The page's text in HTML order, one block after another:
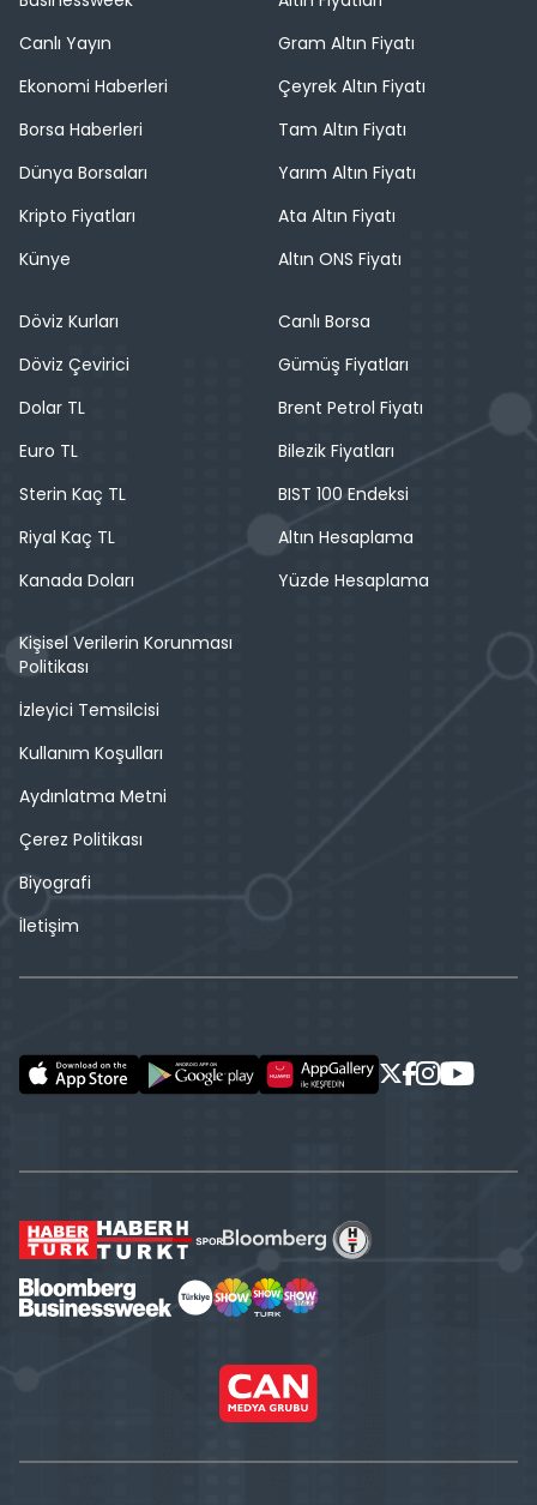
Canlı Yayın
Ekonomi Haberleri
Borsa Haberleri
Dünya Borsaları
Kripto Fiyatları
Künye
Gram Altın Fiyatı
Çeyrek Altın Fiyatı
Tam Altın Fiyatı
Yarım Altın Fiyatı
Ata Altın Fiyatı
Altın ONS Fiyatı
Döviz Kurları
Döviz Çevirici
Dolar TL
Euro TL
Sterin Kaç TL
Riyal Kaç TL
Kanada Doları
Canlı Borsa
Gümüş Fiyatları
Brent Petrol Fiyatı
Bilezik Fiyatları
BIST 100 Endeksi
Altın Hesaplama
Yüzde Hesaplama
Kişisel Verilerin Korunması
Politikası
İzleyici Temsilcisi
Kullanım Koşulları
Aydınlatma Metni
Çerez Politikası
Biyografi
İletişim